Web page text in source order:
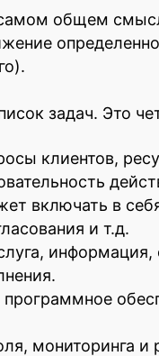
общем
задач. Это
клиентов,
включать в
и т.д.
информация,
мониторинга